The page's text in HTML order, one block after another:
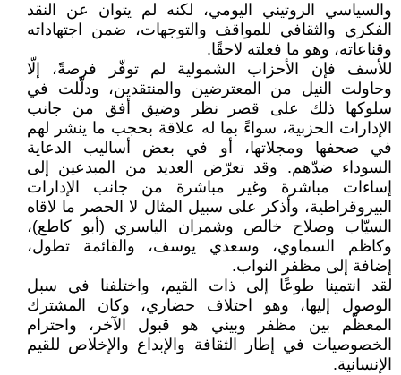
والسياسي الروتيني اليومي، لكنه لم يتوان عن النقد
الفكري والثقافي للمواقف والتوجهات، ضمن اجتهاداته
وقناعاته، وهو ما فعلته لاحقًا.
للأسف فإن الأحزاب الشمولية لم توفّر فرصةً، إلّا
وحاولت النيل من المعترضين والمنتقدين، ودلّلت في
سلوكها ذلك على قصر نظر وضيق أفق من جانب
الإدارات الحزبية، سواءً بما له علاقة بحجب ما ينشر لهم
في صحفها ومجلاتها، أو في بعض أساليب الدعاية
السوداء ضدّهم. وقد تعرّض العديد من المبدعين إلى
إساءات مباشرة وغير مباشرة من جانب الإدارات
البيروقراطية، وأذكر على سبيل المثال لا الحصر ما لاقاه
السيّاب وصلاح خالص وشمران الياسري (أبو كاطع)،
وكاظم السماوي، وسعدي يوسف، والقائمة تطول،
إضافة إلى مظفر النواب.
لقد انتمينا طوعًا إلى ذات القيم، واختلفنا في سبل
الوصول إليها، وهو اختلاف حضاري، وكان المشترك
المعظّم بين مظفر وبيني هو قبول الآخر، واحترام
الخصوصيات في إطار الثقافة والإبداع والإخلاص للقيم
الإنسانية.